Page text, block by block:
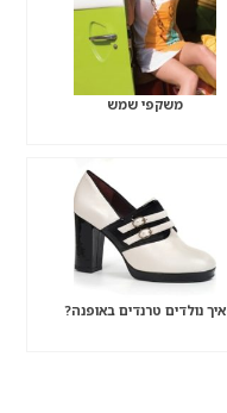
משקפי שמש
איך נולדים טרנדים באופנה?